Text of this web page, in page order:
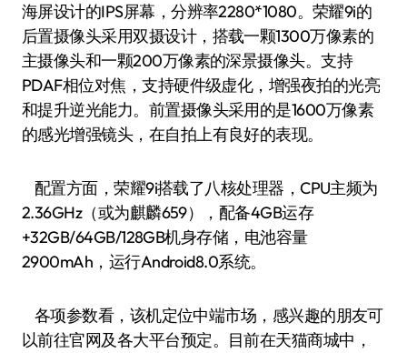
海屏设计的IPS屏幕，分辨率2280*1080。荣耀9i的
后置摄像头采用双摄设计，搭载一颗1300万像素的
主摄像头和一颗200万像素的深景摄像头。支持
PDAF相位对焦，支持硬件级虚化，增强夜拍的光亮
和提升逆光能力。前置摄像头采用的是1600万像素
的感光增强镜头，在自拍上有良好的表现。
配置方面，荣耀9i搭载了八核处理器，CPU主频为
2.36GHz（或为麒麟659），配备4GB运存
+32GB/64GB/128GB机身存储，电池容量
2900mAh，运行Android8.0系统。
各项参数看，该机定位中端市场，感兴趣的朋友可
以前往官网及各大平台预定。目前在天猫商城中，